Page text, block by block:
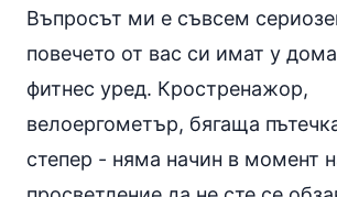
Въпросът ми е съвсем
повечето от вас си имат у
фитнес уред. Кростренажор,
велоергометър, бягаща
степер - няма начин в момент